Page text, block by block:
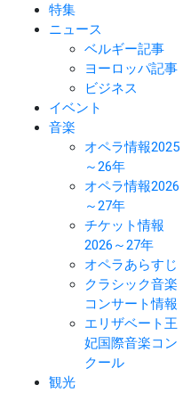
特集
ニュース
ベルギー記事
ヨーロッパ記事
ビジネス
イベント
音楽
オペラ情報2025
～26年
オペラ情報2026
～27年
チケット情報
2026～27年
オペラあらすじ
クラシック音楽
コンサート情報
エリザベート王
妃国際音楽コン
クール
観光